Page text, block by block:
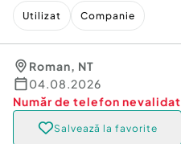
Utilizat Companie
Roman, NT
04.08.2026
Număr de telefon nevalidat
Salvează la favorite